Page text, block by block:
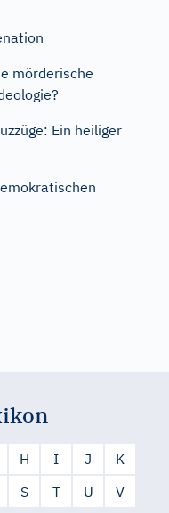
mörderische
Ein heiliger
H I J
K
S T U
V